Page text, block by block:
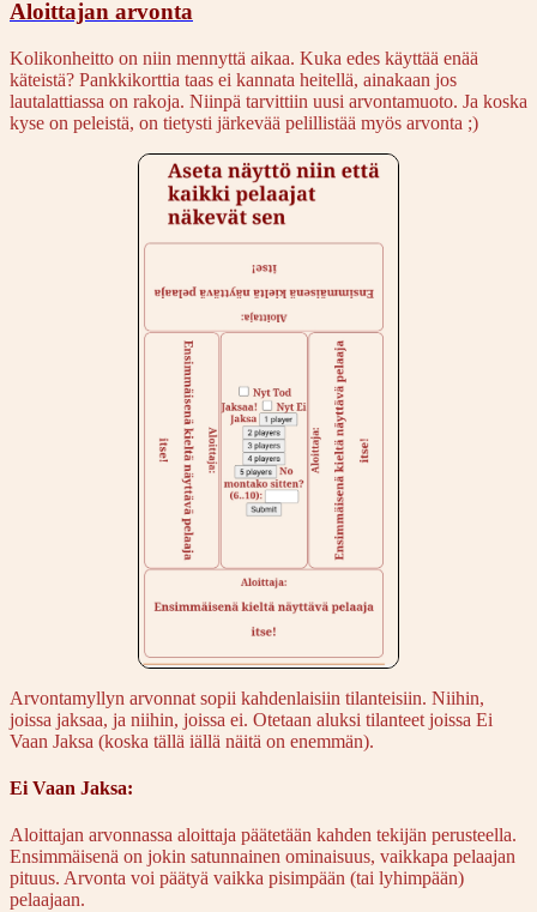
Aloittajan arvonta
Kolikonheitto on niin mennyttä aikaa. Kuka edes käyttää enää
käteistä? Pankkikorttia taas ei kannata heitellä, ainakaan jos
lautalattiassa on rakoja. Niinpä tarvittiin uusi arvontamuoto. Ja koska
kyse on peleistä, on tietysti järkevää pelillistää myös arvonta ;)
Arvontamyllyn arvonnat sopii kahdenlaisiin tilanteisiin. Niihin,
joissa jaksaa, ja niihin, joissa ei. Otetaan aluksi tilanteet joissa Ei
Vaan Jaksa (koska tällä iällä näitä on enemmän).
Ei Vaan Jaksa:
Aloittajan arvonnassa aloittaja päätetään kahden tekijän perusteella.
Ensimmäisenä on jokin satunnainen ominaisuus, vaikkapa pelaajan
pituus. Arvonta voi päätyä vaikka pisimpään (tai lyhimpään)
pelaajaan.